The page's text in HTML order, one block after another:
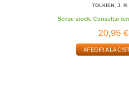
TOLKIEN, J. R.
Sense stock. Consultar
20,95 €
AFEGIR A LA